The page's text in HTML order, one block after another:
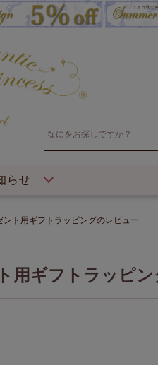
らせ
ント用ギフトラッピングのレビュー
用ギフトラッピ